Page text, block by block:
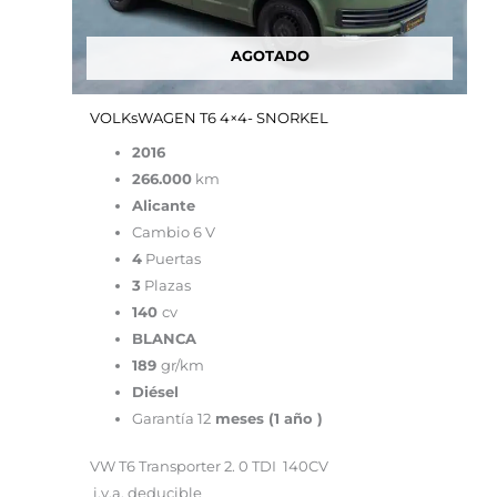
AGOTADO
VOLKsWAGEN T6 4×4- SNORKEL
2016
266.000km
Alicante
Cambio 6 V
4Puertas
3 Plazas
140 cv
BLANCA
189 gr/km
Diésel
Garantía 12meses (1 año )
VW T6 Transporter 2. 0 TDI 140CV
i.v.a. deducible